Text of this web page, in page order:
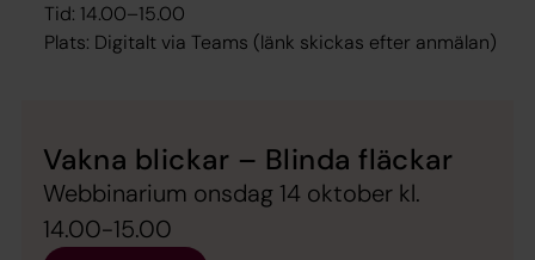
Tid: 14.00–15.00
Plats: Digitalt via Teams (länk skickas efter anmälan)
Vakna blickar – Blinda fläckar
Webbinarium onsdag 14 oktober kl.
14.00-15.00